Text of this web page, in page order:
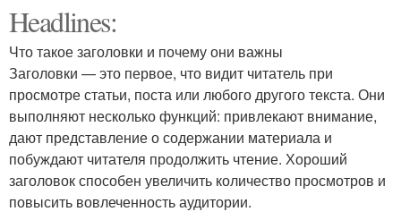
Headlines:
Что такое заголовки и почему они важны
Заголовки — это первое, что видит читатель при
просмотре статьи, поста или любого другого текста. Они
выполняют несколько функций: привлекают внимание,
дают представление о содержании материала и
побуждают читателя продолжить чтение. Хороший
заголовок способен увеличить количество просмотров и
повысить вовлеченность аудитории.